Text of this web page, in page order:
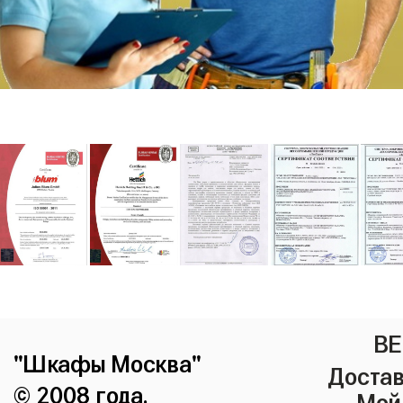
"Шкафы Москва"
© 2008 года.